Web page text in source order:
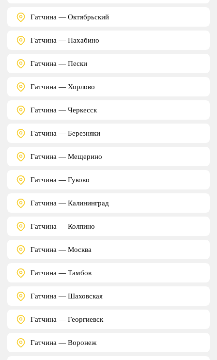
Гатчина — Октябрьский
Гатчина — Нахабино
Гатчина — Пески
Гатчина — Хорлово
Гатчина — Черкесск
Гатчина — Березняки
Гатчина — Мещерино
Гатчина — Гуково
Гатчина — Калининград
Гатчина — Колпино
Гатчина — Москва
Гатчина — Тамбов
Гатчина — Шаховская
Гатчина — Георгиевск
Гатчина — Воронеж